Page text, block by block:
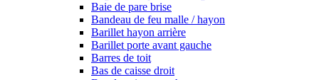
Baie de pare brise
Bandeau de feu malle / hayon
Barillet hayon arrière
Barillet porte avant gauche
Barres de toit
Bas de caisse droit